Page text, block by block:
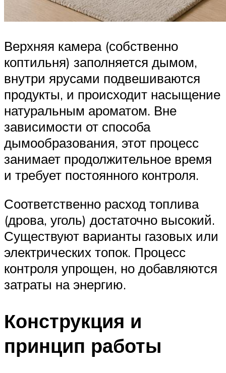
Верхняя камера (собственно
коптильня) заполняется дымом,
внутри ярусами подвешиваются
продукты, и происходит насыщение
натуральным ароматом. Вне
зависимости от способа
дымообразования, этот процесс
занимает продолжительное время
и требует постоянного контроля.
Соответственно расход топлива
(дрова, уголь) достаточно высокий.
Существуют варианты газовых или
электрических топок. Процесс
контроля упрощен, но добавляются
затраты на энергию.
Конструкция и
принцип работы